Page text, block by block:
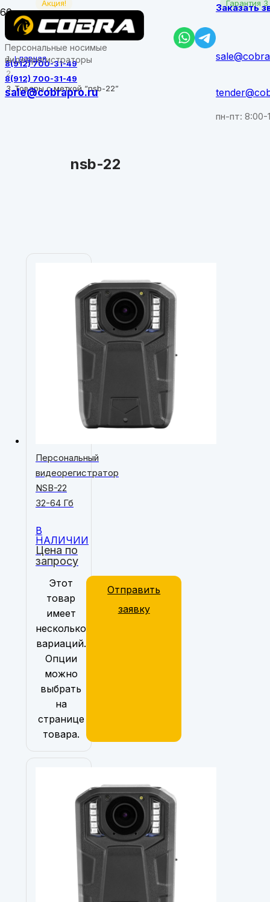
Персональные носимые
видеорегистраторы
Заказать
пн-пт: 8:00-
8(912) 700-31-49
8(912) 700-31-49
sale@cobrapro.ru
Главная
Товары с меткой “nsb-22”
nsb-22
Цена по
запросу
Персональный
видеорегистратор
NSB-22
32-64 Гб
В
НАЛИЧИИ
Этот
товар
имеет
несколько
вариаций.
Опции
можно
выбрать
на
странице
товара.
Отправить
заявку
Акция! Гарантия